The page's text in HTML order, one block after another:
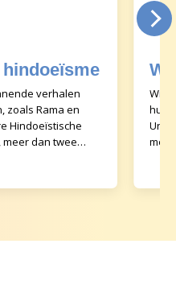
verhalen
zoals Rama en
Hindoeïstische
meer dan twee
Wist